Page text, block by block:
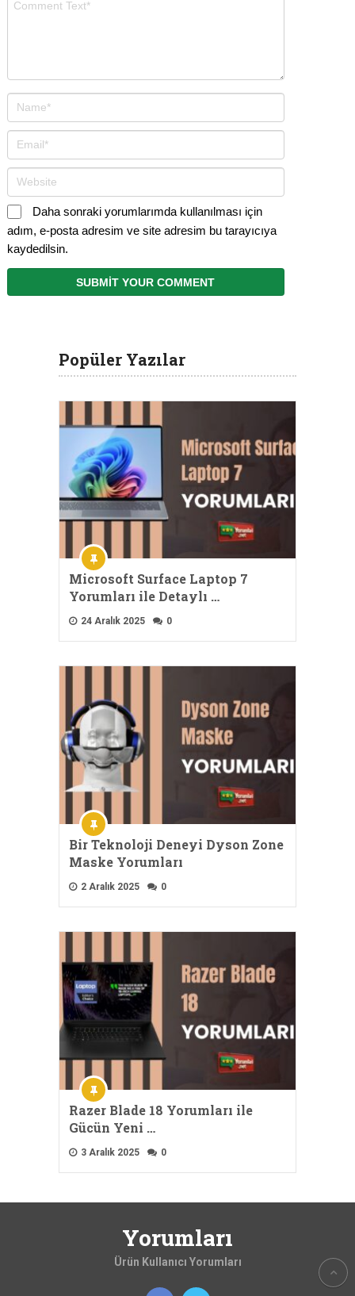
Daha sonraki yorumlarımda kullanılması için
adım, e-posta adresim ve site adresim bu tarayıcıya
kaydedilsin.
Popüler Yazılar
Microsoft Surface Laptop 7
Yorumları ile Detaylı …
24 Aralık 2025 0
Bir Teknoloji Deneyi Dyson Zone
Maske Yorumları
2 Aralık 2025 0
Razer Blade 18 Yorumları ile
Gücün Yeni …
3 Aralık 2025 0
Yorumları
Ürün Kullanıcı Yorumları